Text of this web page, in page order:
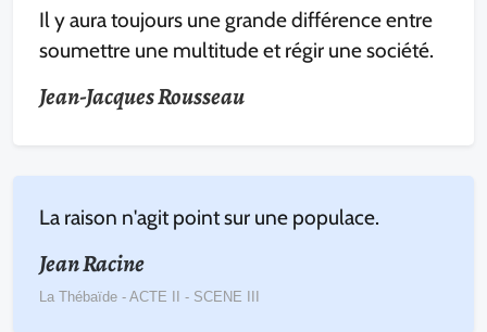
Il y aura toujours une grande différence entre
soumettre une multitude et régir une société.
Jean-Jacques Rousseau
La raison n'agit point sur une populace.
Jean Racine
La Thébaïde - ACTE II - SCENE III